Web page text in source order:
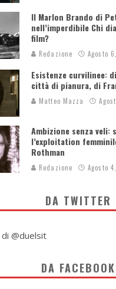
Il Marlon Brando di
nell’imperdibile Chi
film?
Redazione Agosto
Esistenze curvilinee:
città di pianura, di
Matteo Mazza
Ambizione senza veli:
l’exploitation
Rothman
Redazione Agosto
DA TWITTER
@duelsit
DA FACEBOOK